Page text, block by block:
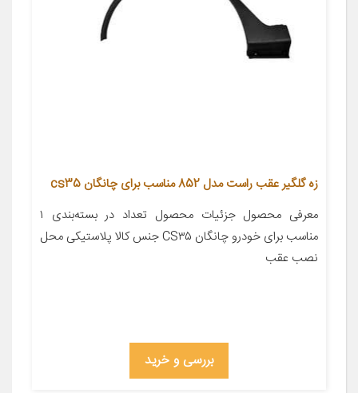
زه گلگیر عقب راست مدل 852 مناسب برای چانگان cs35
معرفی محصول جزئیات محصول تعداد در بسته‌بندی ۱
مناسب برای خودرو چانگان CS۳۵ جنس کالا پلاستیکی محل
نصب عقب
بررسی و خرید